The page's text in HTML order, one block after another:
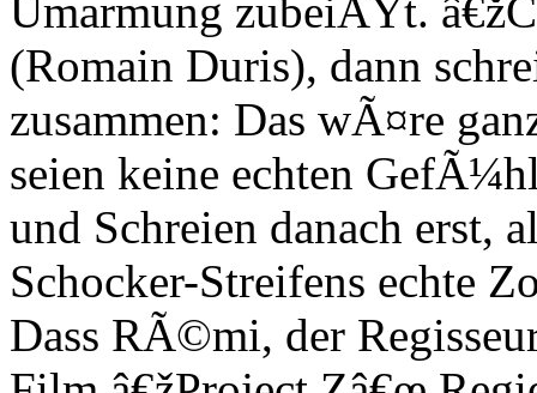
Umarmung zubeiÃŸt.
(Romain Duris), dann
zusammen: Das wÃ¤re
seien keine echten
und Schreien danach erst,
Schocker-Streifens echte
Dass RÃ©mi, der